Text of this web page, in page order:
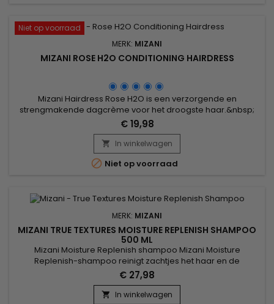
Niet op voorraad
MERK: MIZANI
MIZANI ROSE H2O CONDITIONING HAIRDRESS
Mizani Hairdress Rose H2O is een verzorgende en
strengmakende dagcrème voor het droogste haar.&nbsp;
Verrijkt met het stimuleren van Rozemarijn extract en het
intensiveren van Panthenol, je haar is diep gevoed en
beschermd aan de buitenkant.
€ 19,98
 In winkelwagen
 Niet op voorraad
MERK: MIZANI
MIZANI TRUE TEXTURES MOISTURE REPLENISH SHAMPOO
500 ML
Mizani Moisture Replenish shampoo Mizani Moisture
Replenish-shampoo reinigt zachtjes het haar en de
hoofdhuid.&nbsp; Zonder siliconen en parabenen
hydrateert, regenereert, voedt en geeft deze shampoo vorm
en materiaal terug aan krullend en krullend haar.&nbsp;
€ 27,98
 In winkelwagen